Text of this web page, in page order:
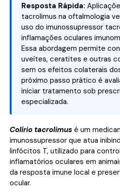
Resposta Rápida:
tacrolimus na oftalmologia
uso do imunossupressor
inflamações oculares
Essa abordagem permite
uveítes, ceratites e outras
sem os efeitos colaterais
próximo passo prático é
iniciar tratamento sob
especializada.
Colírio tacrolimus é um
imunossupressor que atua
linfócitos T, utilizado para
inflamatórios oculares em
da resposta imune local e
ocular.